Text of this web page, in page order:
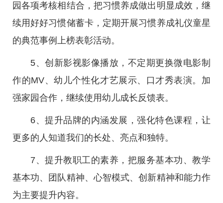
园各项考核相结合，把习惯养成做出明显成效，继
续用好好习惯储蓄卡，定期开展习惯养成礼仪童星
的典范事例上榜表彰活动。
5、创新影视影像播放，不定期更换微电影制
作的MV、幼儿个性化才艺展示、口才秀表演。加
强家园合作，继续使用幼儿成长反馈表。
6、提升品牌的内涵发展，强化特色课程，让
更多的人知道我们的长处、亮点和独特。
7、提升教职工的素养，把服务基本功、教学
基本功、团队精神、心智模式、创新精神和能力作
为主要提升内容。